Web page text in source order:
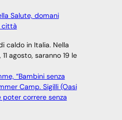
Salute, domani
città
caldo in Italia. Nella
agosto, saranno 19 le
“Bambini senza
Camp. Sigilli (Oasi
poter correre senza